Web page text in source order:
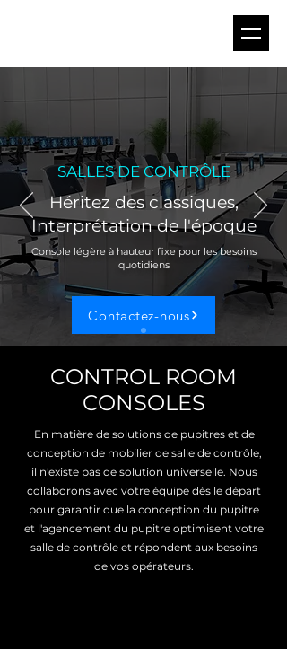
SALLES DE CONTRÔLE
Héritez des classiques,
Interprétation de l'époque
Console légère à hauteur fixe pour les besoins
quotidiens
Contactez-nous
CONTROL ROOM
CONSOLES
En matière de solutions de pupitres et de
conception de mobilier de salle de contrôle,
il n'existe pas de solution universelle. Nous
collaborons avec votre équipe dès le départ
pour garantir que la conception du pupitre
et l'agencement du pupitre optimisent votre
salle de contrôle et répondent aux besoins
de vos opérateurs.